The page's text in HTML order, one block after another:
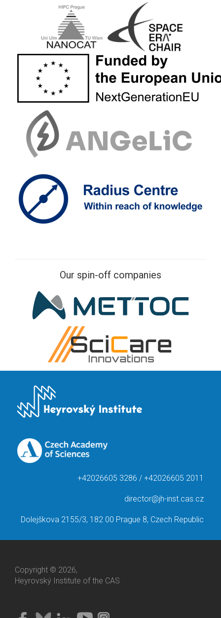
Our spin-off companies
+42026605 3286 / +42026605 2011
director@jh-inst.cas.cz
Dolejškova 2155/3, 182 00 Prague 8, Czech Republic
Copyright © 2026,
Heyrovský Institute of the CAS